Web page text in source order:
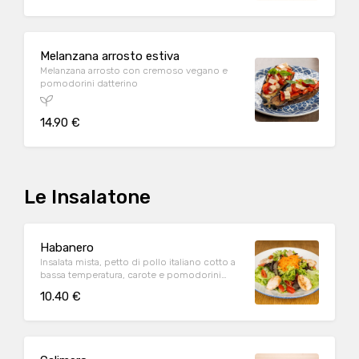
Melanzana arrosto estiva
Melanzana arrosto con cremoso vegano e
pomodorini datterino
14.90 €
Le Insalatone
Habanero
Insalata mista, petto di pollo italiano cotto a
bassa temperatura, carote e pomodorini
10.40 €